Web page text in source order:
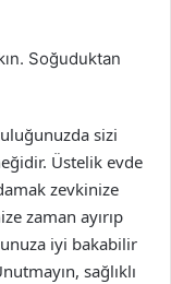
Soğuduktan
sizi
Üstelik evde
zevkinize
zaman ayırıp
iyi bakabilir
sağlıklı